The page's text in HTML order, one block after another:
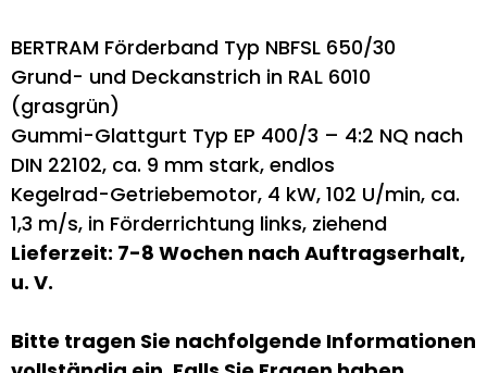
BERTRAM Förderband Typ NBFSL 650/30
Grund- und Deckanstrich in RAL 6010
(grasgrün)
Gummi-Glattgurt Typ EP 400/3 – 4:2 NQ nach
DIN 22102, ca. 9 mm stark, endlos
Kegelrad-Getriebemotor, 4 kW, 102 U/min, ca.
1,3 m/s, in Förderrichtung links, ziehend
Lieferzeit: 7-8 Wochen nach Auftragserhalt,
u. V.
Bitte tragen Sie nachfolgende Informationen